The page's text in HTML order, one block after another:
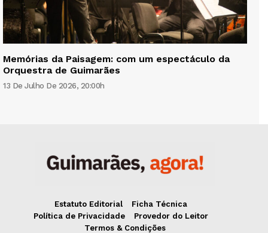
Memórias da Paisagem: com um espectáculo da
Orquestra de Guimarães
13 De Julho De 2026, 20:00h
Estatuto Editorial
Ficha Técnica
Política de Privacidade
Provedor do Leitor
Termos & Condições